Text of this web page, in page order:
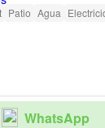
Patio Agua
WhatsApp